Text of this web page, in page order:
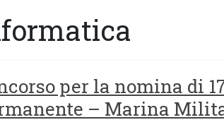
per la nomina di
– Marina